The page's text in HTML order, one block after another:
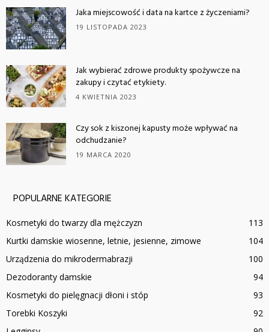
Jaka miejscowość i data na kartce z życzeniami?
19 LISTOPADA 2023
Jak wybierać zdrowe produkty spożywcze na
zakupy i czytać etykiety.
4 KWIETNIA 2023
Czy sok z kiszonej kapusty może wpływać na
odchudzanie?
19 MARCA 2020
POPULARNE KATEGORIE
Kosmetyki do twarzy dla mężczyzn
113
Kurtki damskie wiosenne, letnie, jesienne, zimowe
104
Urządzenia do mikrodermabrazji
100
Dezodoranty damskie
94
Kosmetyki do pielęgnacji dłoni i stóp
93
Torebki Koszyki
92